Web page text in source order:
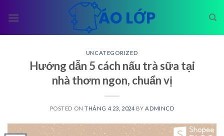
UNCATEGORIZED
Hướng dẫn 5 cách nấu trà sữa tại
nhà thơm ngon, chuẩn vị
POSTED ONTHÁNG 4 23, 2024 BY ADMINCD